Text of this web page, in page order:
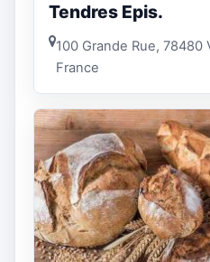
Tendres Epis.
100 Grande Rue, 78480
France